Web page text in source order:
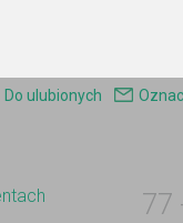
Do ulubionych
77